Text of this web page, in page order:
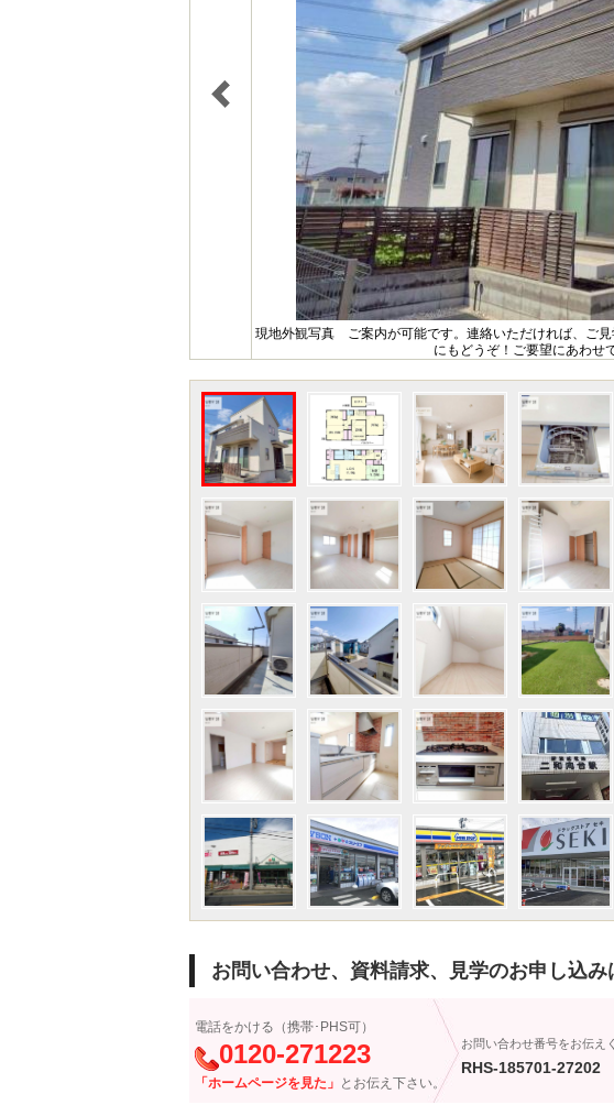
現地外観写真 ご案内が可能です。連絡いただければ、ご
にもどうぞ！ご要望にあわせ
お問い合わせ、資料請求、見学のお申し込み
電話をかける（携帯･PHS可）
0120-271223
「ホームページを見た」 とお伝え下さい。
お問い合わせ番号をお伝え
RHS-185701-27202